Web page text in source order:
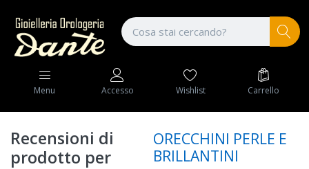
Menu Accesso Wishlist Carrello
Recensioni di
prodotto per
ORECCHINI PERLE E
BRILLANTINI